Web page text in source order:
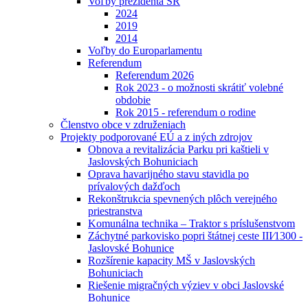
2024
2019
2014
Voľby do Europarlamentu
Referendum
Referendum 2026
Rok 2023 - o možnosti skrátiť volebné
obdobie
Rok 2015 - referendum o rodine
Členstvo obce v združeniach
Projekty podporované EÚ a z iných zdrojov
Obnova a revitalizácia Parku pri kaštieli v
Jaslovských Bohuniciach
Oprava havarijného stavu stavidla po
prívalových dažďoch
Rekonštrukcia spevnených plôch verejného
priestranstva
Komunálna technika – Traktor s príslušenstvom
Záchytné parkovisko popri štátnej ceste III⁄1300 -
Jaslovské Bohunice
Rozšírenie kapacity MŠ v Jaslovských
Bohuniciach
Riešenie migračných výziev v obci Jaslovské
Bohunice